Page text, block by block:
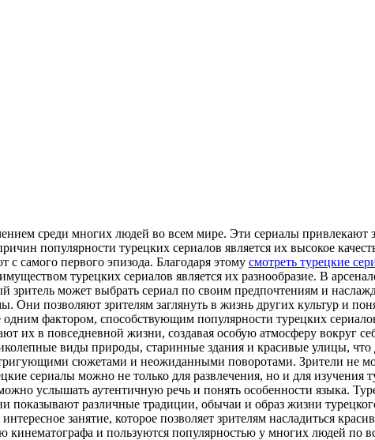
среди многих людей во всем мире. Эти сериалы привлекают
популярности турецких сериалов является их высокое
самого первого эпизода. Благодаря этому смотреть турецкие
турецких сериалов является их разнообразие. В
может выбрать сериал по своим предпочтениям и
позволяют зрителям заглянуть в жизнь других культур и
фактором, способствующим популярности турецких
их в повседневной жизни, создавая особую атмосферу вокруг
виды природы, старинные здания и красивые улицы, что
сюжетами и неожиданными поворотами. Зрители не
сериалы можно не только для развлечения, но и для изучения
услышать аутентичную речь и понять особенности языка.
показывают различные традиции, обычаи и образ жизни
занятие, которое позволяет зрителям насладиться
и пользуются популярностью у многих людей по